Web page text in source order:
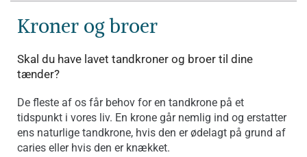
Kroner og broer
Skal du have lavet tandkroner og broer til dine
tænder?
De fleste af os får behov for en tandkrone på et
tidspunkt i vores liv. En krone går nemlig ind og erstatter
ens naturlige tandkrone, hvis den er ødelagt på grund af
caries eller hvis den er knækket.